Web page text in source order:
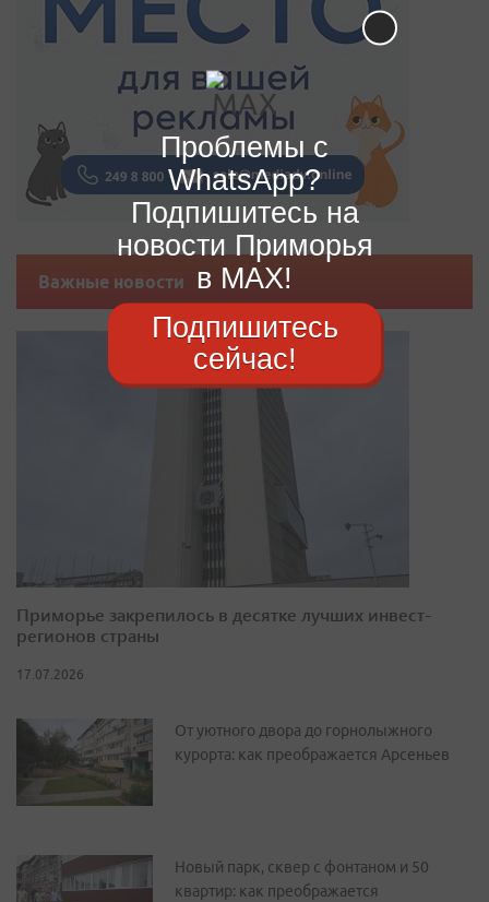
Важные новости
Приморье закрепилось в десятке лучших инвест-
регионов страны
17.07.2026
От уютного двора до горнолыжного
курорта: как преображается Арсеньев
Новый парк, сквер с фонтаном и 50
квартир: как преображается
Проблемы с
WhatsApp?
Подпишитесь на
новости Приморья
в MAX!
Подпишитесь
сейчас!